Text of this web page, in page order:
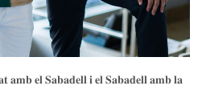
𝐞𝐥 𝐒𝐚𝐛𝐚𝐝𝐞𝐥𝐥 𝐢 𝐞𝐥 𝐒𝐚𝐛𝐚𝐝𝐞𝐥𝐥 𝐚𝐦𝐛 𝐥𝐚